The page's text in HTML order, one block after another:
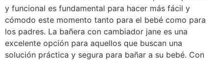
y funcional es fundamental para hacer más fácil y
cómodo este momento tanto para el bebé como para
los padres. La bañera con cambiador jane es una
excelente opción para aquellos que buscan una
solución práctica y segura para bañar a su bebé. Con